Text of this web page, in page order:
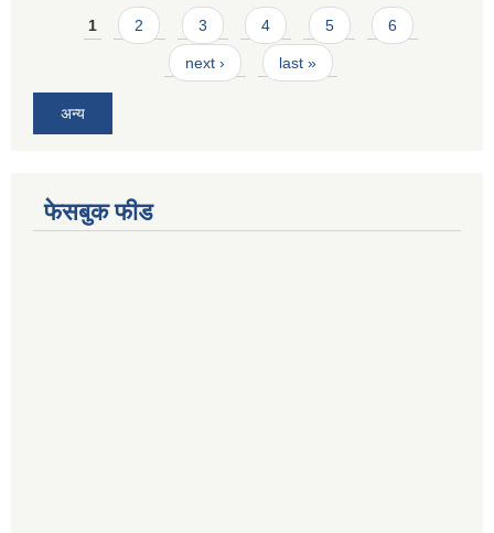
Pages
1 2 3 4 5 6
next › last »
अन्य
फेसबुक फीड